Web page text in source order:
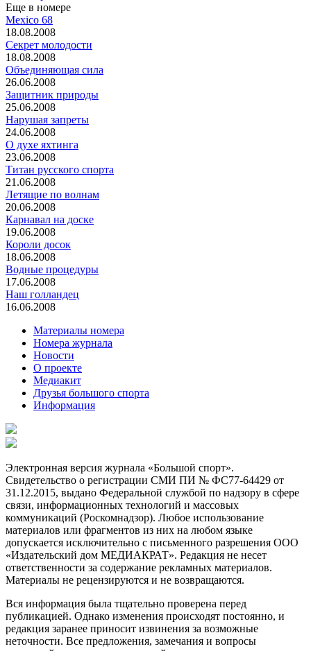
Еще в номере
Mexico 68
18.08.2008
Секрет молодости
18.08.2008
Объединяющая сила
26.06.2008
Защитник природы
25.06.2008
Нарушая запреты
24.06.2008
О духе яхтинга
23.06.2008
Титан русского спорта
21.06.2008
Летящие по волнам
20.06.2008
Карнавал на доске
19.06.2008
Короли досок
18.06.2008
Водные процедуры
17.06.2008
Наш голландец
16.06.2008
Материалы номера
Номера журнала
Новости
О проекте
Медиакит
Друзья большого спорта
Информация
Электронная версия журнала «Большой спорт».
Свидетельство о регистрации СМИ ПИ № ФС77-64429 от
31.12.2015, выдано Федеральной службой по надзору в сфере
связи, информационных технологий и массовых
коммуникаций (Роскомнадзор). Любое использование
материалов или фрагментов из них на любом языке
допускается исключительно с письменного разрешения ООО
«Издательский дом МЕДИАКРАТ». Редакция не несет
ответственности за содержание рекламных материалов.
Материалы не рецензируются и не возвращаются.
Вся информация была тщательно проверена перед
публикацией. Однако изменения происходят постоянно, и
редакция заранее приносит извинения за возможные
неточности. Все предложения, замечания и вопросы